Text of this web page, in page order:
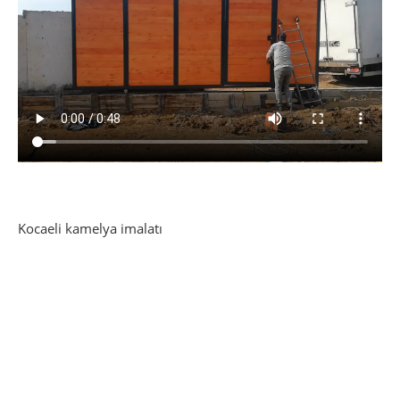
Kocaeli kamelya imalatı